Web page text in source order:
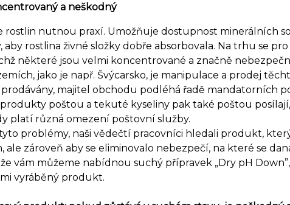
a neškodný
rostlin nutnou praxí. Umožňuje dostupnost minerálních
rostlina živné složky dobře absorbovala. Na trhu se
některé jsou velmi koncentrované a značně
jako je např. Švýcarsko, je manipulace a prodej
majitel obchodu podléhá řadě mandatorních
poštou a tekuté kyseliny pak také poštou
platí různá omezení poštovní služby.
problémy, naši vědečtí pracovníci hledali produkt,
zároveň aby se eliminovalo nebezpečí, na které se
že vám můžeme nabídnou suchý přípravek „Dry pH
vyráběný produkt.